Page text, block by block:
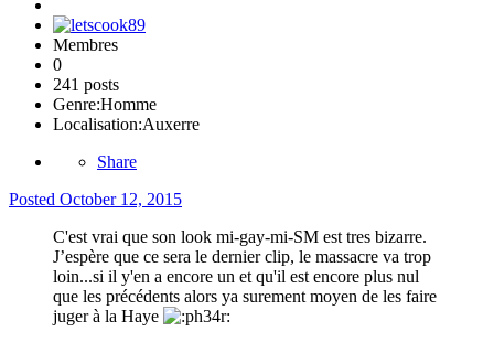
Membres
0
241 posts
Genre:Homme
Localisation:Auxerre
Share
Posted October 12, 2015
C'est vrai que son look mi-gay-mi-SM est tres bizarre.
J’espère que ce sera le dernier clip, le massacre va trop
loin...si il y'en a encore un et qu'il est encore plus nul
que les précédents alors ya surement moyen de les faire
juger à la Haye